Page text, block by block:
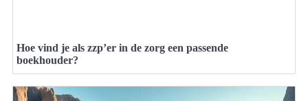
Hoe vind je als zzp’er in de zorg een passende
boekhouder?